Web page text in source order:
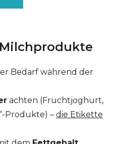
Bedarf während der
achten (Fruchtjoghurt,
Produkte) – die Etikette